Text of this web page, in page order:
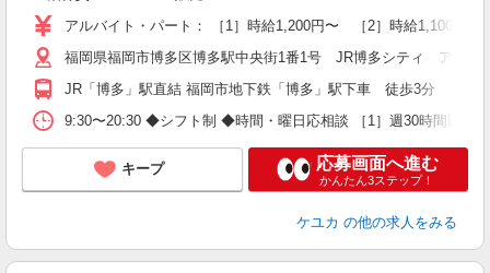
アルバイト・パート： ［1］時給1,200円〜 ［2］時給1,100円〜
福岡県福岡市博多区博多駅中央街1番1号 JR博多シティ アミュ
JR「博多」駅直結 福岡市地下鉄「博多」駅下車 徒歩3分
9:30〜20:30 ◆シフト制 ◆時間・曜日応相談 ［1］週30時間以上
キープ 応募画面へ進む
かんたん3ステップ！
ケユカ の他の求人をみる